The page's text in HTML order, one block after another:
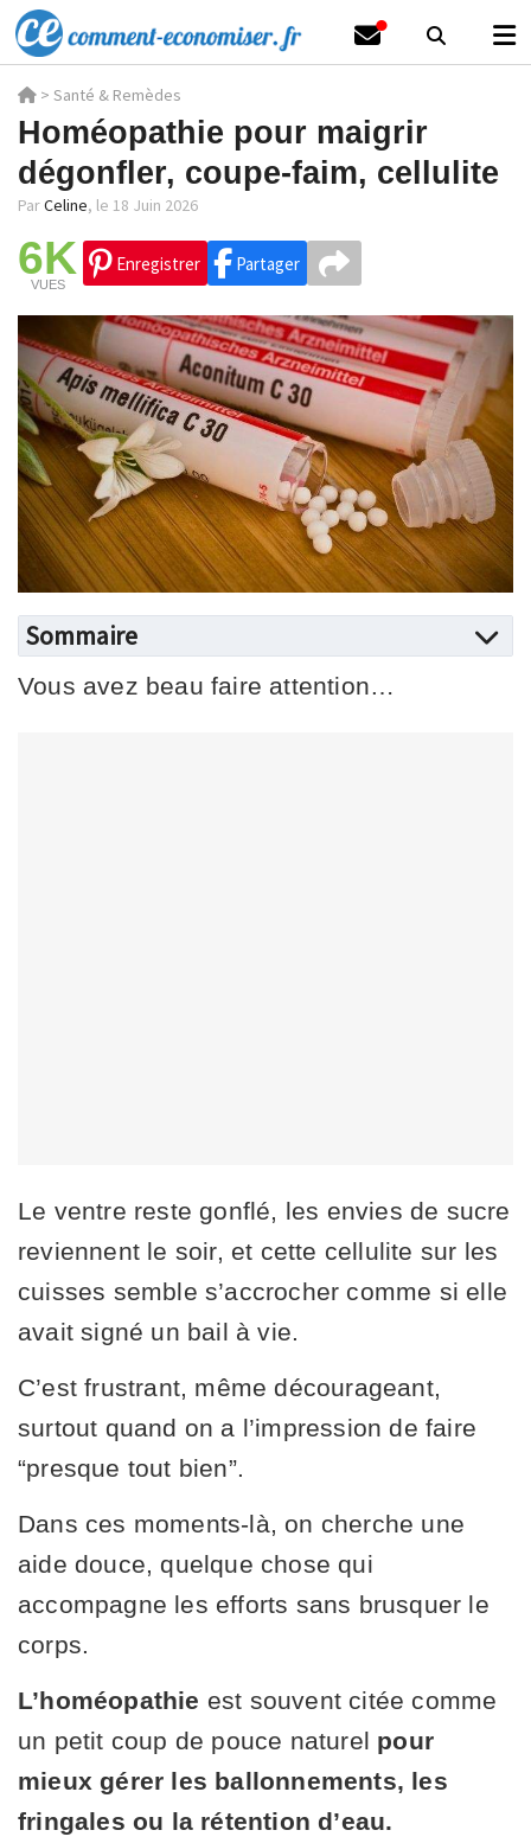
> Santé & Remèdes
Homéopathie pour maigrir
dégonfler, coupe-faim, cellulite
ParCeline, le 18 Juin 2026
6K
VUES
Enregistrer Partager
Sommaire
Vous avez beau faire attention…
Le ventre reste gonflé, les envies de sucre
reviennent le soir, et cette cellulite sur les
cuisses semble s’accrocher comme si elle
avait signé un bail à vie.
C’est frustrant, même décourageant,
surtout quand on a l’impression de faire
“presque tout bien”.
Dans ces moments-là, on cherche une
aide douce, quelque chose qui
accompagne les efforts sans brusquer le
corps.
L’homéopathie est souvent citée comme
un petit coup de pouce naturel pour
mieux gérer les ballonnements, les
fringales ou la rétention d’eau.